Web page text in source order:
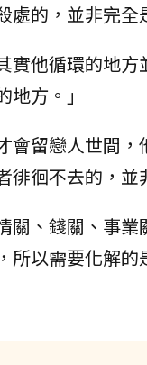
處的，並非完全
實他循環的地
方。」
會留戀人世間
徊不去的，並
關、錢關、事
所以需要化解